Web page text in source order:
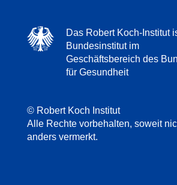
Das Robert Koch-Institut
Bundesinstitut im
Geschäftsbereich des
für Gesundheit
© Robert Koch Institut
Alle Rechte vorbehalten, soweit
anders vermerkt.